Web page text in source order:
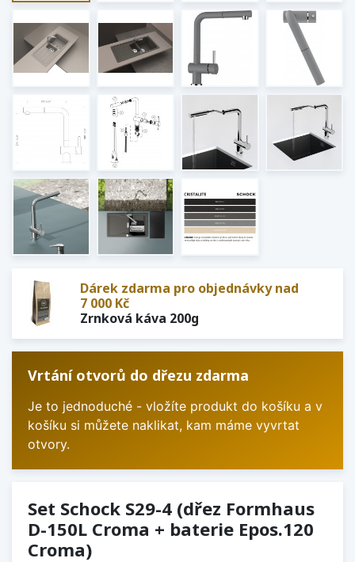
Dárek zdarma pro objednávky nad
7 000 Kč
Zrnková káva 200g
Vrtání otvorů do dřezu zdarma
Je to jednoduché - vložíte produkt do košíku a v
košíku si můžete naklikat, kam máme vyvrtat
otvory.
Set Schock S29-4 (dřez Formhaus
D-150L Croma + baterie Epos.120
Croma)